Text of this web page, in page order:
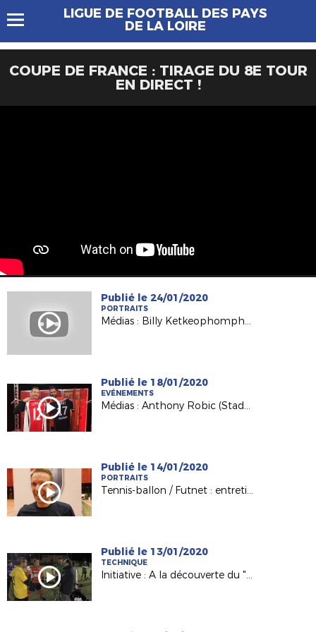
LIGUE DE FOOTBALL DES PAYS
DE LA LOIRE
COUPE DE FRANCE : TIRAGE DU 8E TOUR
EN DIRECT !
Publié le 24/01/2020
PORTRAITS
Médias : Billy Ketkeophomphone (SO Cholet) invité de France 3 PDL
Publié le 18/01/2020
EVÉNEMENTS
Médias : Anthony Robic (Stade Lavallois) invité de France 3 Pays de la Loire
Publié le 14/01/2020
PORTRAITS
Tennis-ballon / Futnet : entretien avec Vincent Voisinot, joueur et président passionné !
Publié le 13/01/2020
TECHNIQUE
Initiative : A la découverte du "Foot à 8" avec le District de Vendée